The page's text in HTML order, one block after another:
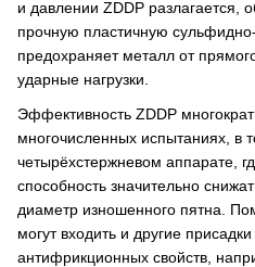
и давлении ZDDP разлагается,
прочную пластичную
предохраняет металл от
ударные нагрузки.
Эффективность ZDDP
многочисленных испытаниях, в
четырёхстержневом аппарате,
способность значительно
диаметр изношенного пятна.
могут входить и другие
антифрикционных свойств,